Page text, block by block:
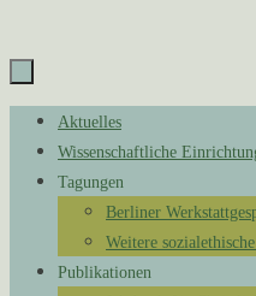
Zum
Inhalt
springen
Aktuelles
Wissenschaftliche
Tagungen
Berliner
Weitere
Publikationen